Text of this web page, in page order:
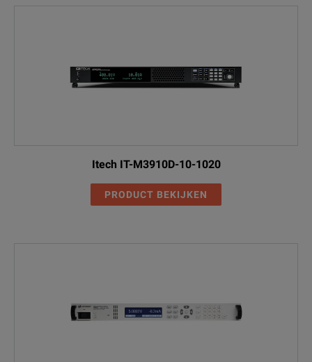
Itech IT-M3910D-10-1020
PRODUCT BEKIJKEN